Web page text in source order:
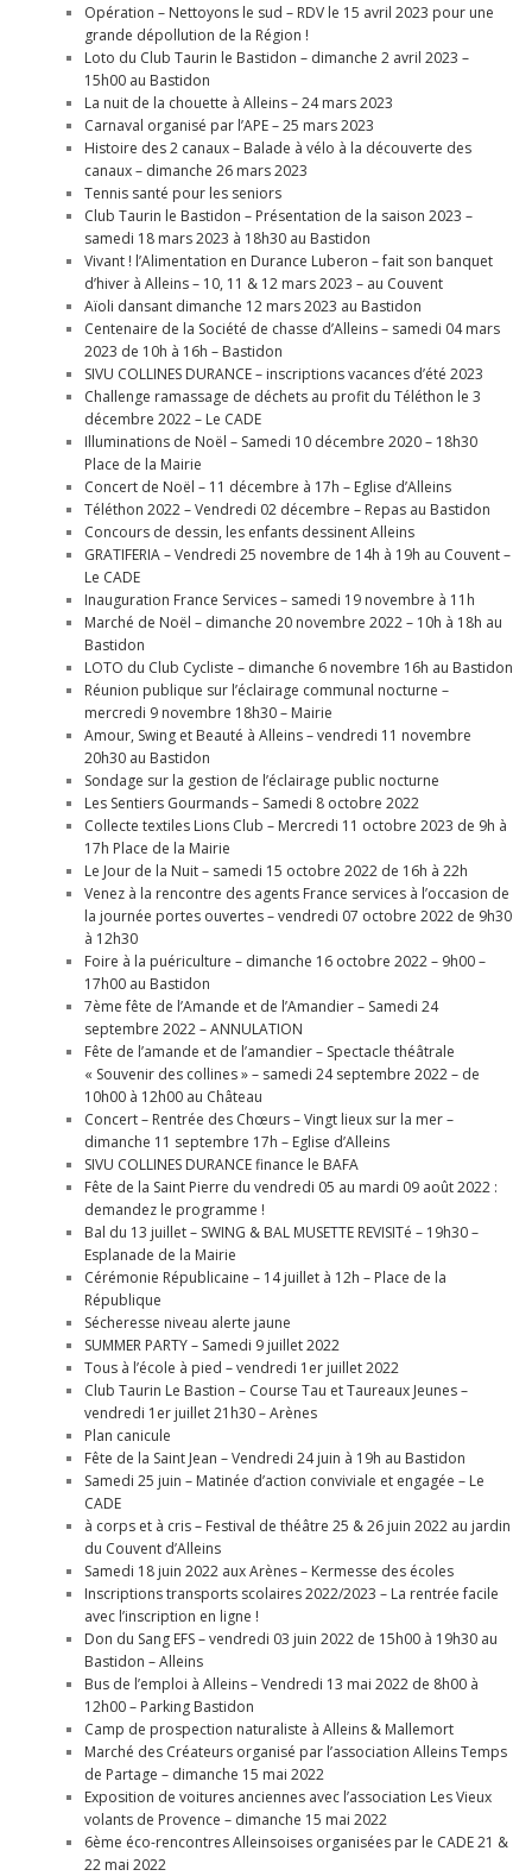
Opération – Nettoyons le sud – RDV le 15 avril 2023 pour une
grande dépollution de la Région !
Loto du Club Taurin le Bastidon – dimanche 2 avril 2023 –
15h00 au Bastidon
La nuit de la chouette à Alleins – 24 mars 2023
Carnaval organisé par l’APE – 25 mars 2023
Histoire des 2 canaux – Balade à vélo à la découverte des
canaux – dimanche 26 mars 2023
Tennis santé pour les seniors
Club Taurin le Bastidon – Présentation de la saison 2023 –
samedi 18 mars 2023 à 18h30 au Bastidon
Vivant ! l’Alimentation en Durance Luberon – fait son banquet
d’hiver à Alleins – 10, 11 & 12 mars 2023 – au Couvent
Aïoli dansant dimanche 12 mars 2023 au Bastidon
Centenaire de la Société de chasse d’Alleins – samedi 04 mars
2023 de 10h à 16h – Bastidon
SIVU COLLINES DURANCE – inscriptions vacances d’été 2023
Challenge ramassage de déchets au profit du Téléthon le 3
décembre 2022 – Le CADE
Illuminations de Noël – Samedi 10 décembre 2020 – 18h30
Place de la Mairie
Concert de Noël – 11 décembre à 17h – Eglise d’Alleins
Téléthon 2022 – Vendredi 02 décembre – Repas au Bastidon
Concours de dessin, les enfants dessinent Alleins
GRATIFERIA – Vendredi 25 novembre de 14h à 19h au Couvent –
Le CADE
Inauguration France Services – samedi 19 novembre à 11h
Marché de Noël – dimanche 20 novembre 2022 – 10h à 18h au
Bastidon
LOTO du Club Cycliste – dimanche 6 novembre 16h au Bastidon
Réunion publique sur l’éclairage communal nocturne –
mercredi 9 novembre 18h30 – Mairie
Amour, Swing et Beauté à Alleins – vendredi 11 novembre
20h30 au Bastidon
Sondage sur la gestion de l’éclairage public nocturne
Les Sentiers Gourmands – Samedi 8 octobre 2022
Collecte textiles Lions Club – Mercredi 11 octobre 2023 de 9h à
17h Place de la Mairie
Le Jour de la Nuit – samedi 15 octobre 2022 de 16h à 22h
Venez à la rencontre des agents France services à l’occasion de
la journée portes ouvertes – vendredi 07 octobre 2022 de 9h30
à 12h30
Foire à la puériculture – dimanche 16 octobre 2022 – 9h00 –
17h00 au Bastidon
7ème fête de l’Amande et de l’Amandier – Samedi 24
septembre 2022 – ANNULATION
Fête de l’amande et de l’amandier – Spectacle théâtrale
« Souvenir des collines » – samedi 24 septembre 2022 – de
10h00 à 12h00 au Château
Concert – Rentrée des Chœurs – Vingt lieux sur la mer –
dimanche 11 septembre 17h – Eglise d’Alleins
SIVU COLLINES DURANCE finance le BAFA
Fête de la Saint Pierre du vendredi 05 au mardi 09 août 2022 :
demandez le programme !
Bal du 13 juillet – SWING & BAL MUSETTE REVISITé – 19h30 –
Esplanade de la Mairie
Cérémonie Républicaine – 14 juillet à 12h – Place de la
République
Sécheresse niveau alerte jaune
SUMMER PARTY – Samedi 9 juillet 2022
Tous à l’école à pied – vendredi 1er juillet 2022
Club Taurin Le Bastion – Course Tau et Taureaux Jeunes –
vendredi 1er juillet 21h30 – Arènes
Plan canicule
Fête de la Saint Jean – Vendredi 24 juin à 19h au Bastidon
Samedi 25 juin – Matinée d’action conviviale et engagée – Le
CADE
à corps et à cris – Festival de théâtre 25 & 26 juin 2022 au jardin
du Couvent d’Alleins
Samedi 18 juin 2022 aux Arènes – Kermesse des écoles
Inscriptions transports scolaires 2022/2023 – La rentrée facile
avec l’inscription en ligne !
Don du Sang EFS – vendredi 03 juin 2022 de 15h00 à 19h30 au
Bastidon – Alleins
Bus de l’emploi à Alleins – Vendredi 13 mai 2022 de 8h00 à
12h00 – Parking Bastidon
Camp de prospection naturaliste à Alleins & Mallemort
Marché des Créateurs organisé par l’association Alleins Temps
de Partage – dimanche 15 mai 2022
Exposition de voitures anciennes avec l’association Les Vieux
volants de Provence – dimanche 15 mai 2022
6ème éco-rencontres Alleinsoises organisées par le CADE 21 &
22 mai 2022